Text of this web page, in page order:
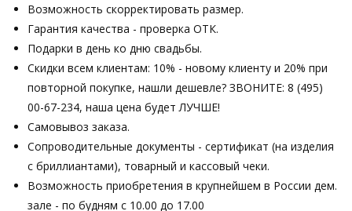
Возможность скорректировать размер.
Гарантия качества - проверка ОТК.
Подарки в день ко дню свадьбы.
Скидки всем клиентам: 10% - новому клиенту и 20% при
повторной покупке, нашли дешевле? ЗВОНИТЕ: 8 (495)
00-67-234, наша цена будет ЛУЧШЕ!
Самовывоз заказа.
Сопроводительные документы - сертификат (на изделия
с бриллиантами), товарный и кассовый чеки.
Возможность приобретения в крупнейшем в России дем.
зале - по будням с 10.00 до 17.00